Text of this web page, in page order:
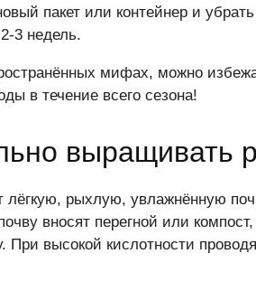
пакет или контейнер и
3 недель.
мифах, можно
в течение всего сезона!
выращивать
лёгкую, рыхлую, увлажнённую
вносят перегной или
высокой кислотности